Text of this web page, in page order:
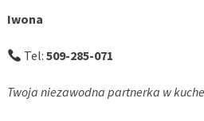
Iwona
Tel:509-285-071
Twoja niezawodna partnerka w